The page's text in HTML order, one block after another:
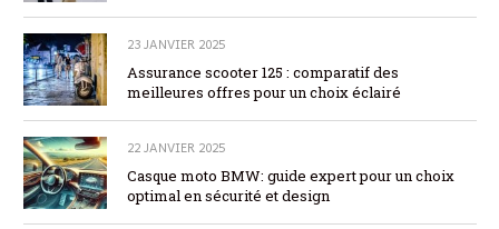
23 JANVIER 2025
Assurance scooter 125 : comparatif des
meilleures offres pour un choix éclairé
22 JANVIER 2025
Casque moto BMW: guide expert pour un choix
optimal en sécurité et design